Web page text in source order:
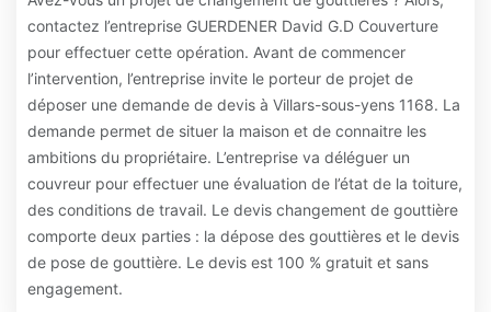
contactez l’entreprise GUERDENER David G.D Couverture
pour effectuer cette opération. Avant de commencer
l’intervention, l’entreprise invite le porteur de projet de
déposer une demande de devis à Villars-sous-yens 1168. La
demande permet de situer la maison et de connaitre les
ambitions du propriétaire. L’entreprise va déléguer un
couvreur pour effectuer une évaluation de l’état de la toiture,
des conditions de travail. Le devis changement de gouttière
comporte deux parties : la dépose des gouttières et le devis
de pose de gouttière. Le devis est 100 % gratuit et sans
engagement.